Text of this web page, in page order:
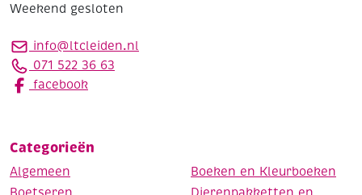
Weekend gesloten
info@ltcleiden.nl
071 522 36 63
facebook
Categorieën
Algemeen
Boeken en Kleurboeken